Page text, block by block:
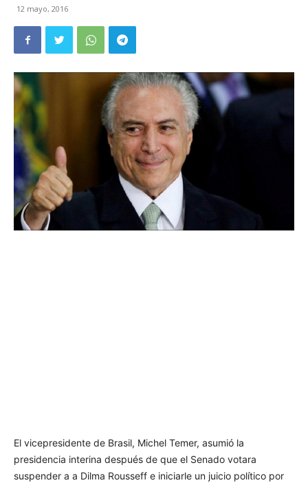
12 mayo, 2016
El vicepresidente de Brasil, Michel Temer, asumió la
presidencia interina después de que el Senado votara
suspender a a Dilma Rousseff e iniciarle un juicio político por